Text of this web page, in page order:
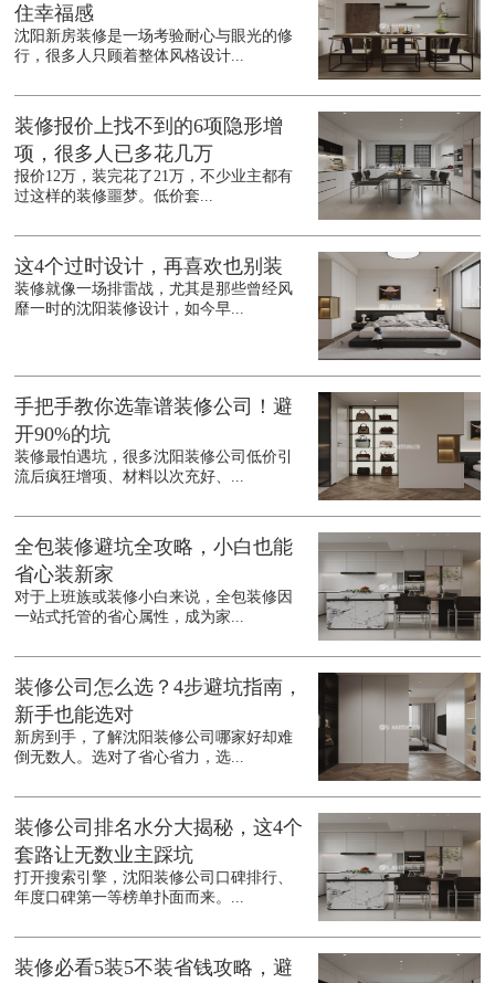
住幸福感
沈阳新房装修是一场考验耐心与眼光的修
行，很多人只顾着整体风格设计...
装修报价上找不到的6项隐形增
项，很多人已多花几万
报价12万，装完花了21万，不少业主都有
过这样的装修噩梦。低价套...
这4个过时设计，再喜欢也别装
装修就像一场排雷战，尤其是那些曾经风
靡一时的沈阳装修设计，如今早...
手把手教你选靠谱装修公司！避
开90%的坑
装修最怕遇坑，很多沈阳装修公司低价引
流后疯狂增项、材料以次充好、...
全包装修避坑全攻略，小白也能
省心装新家
对于上班族或装修小白来说，全包装修因
一站式托管的省心属性，成为家...
装修公司怎么选？4步避坑指南，
新手也能选对
新房到手，了解沈阳装修公司哪家好却难
倒无数人。选对了省心省力，选...
装修公司排名水分大揭秘，这4个
套路让无数业主踩坑
打开搜索引擎，沈阳装修公司口碑排行、
年度口碑第一等榜单扑面而来。...
装修必看5装5不装省钱攻略，避